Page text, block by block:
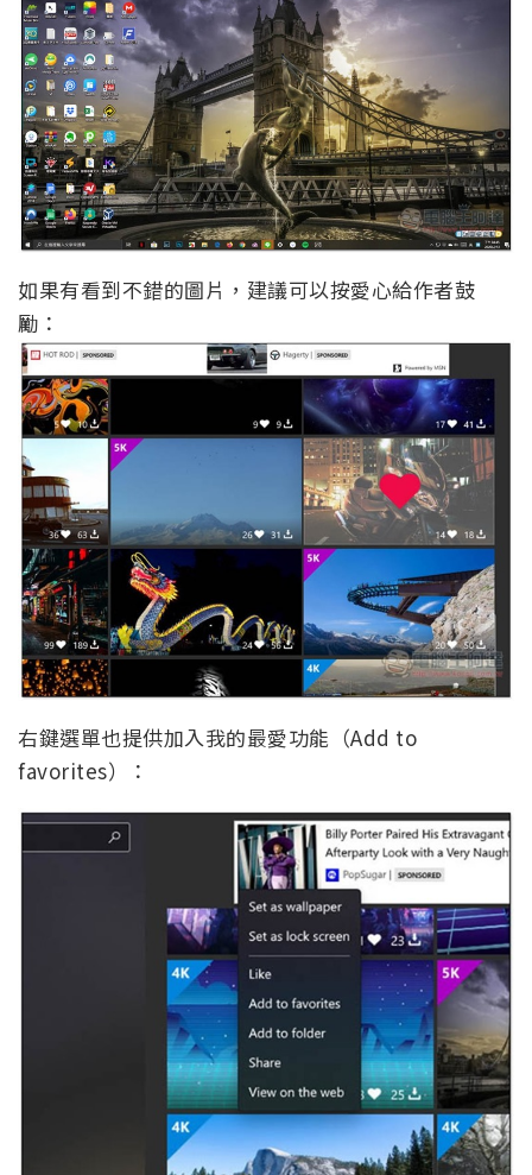
如果有看到不錯的圖片，建議可以按愛心給作者鼓
勵：
右鍵選單也提供加入我的最愛功能（Add to
favorites）：